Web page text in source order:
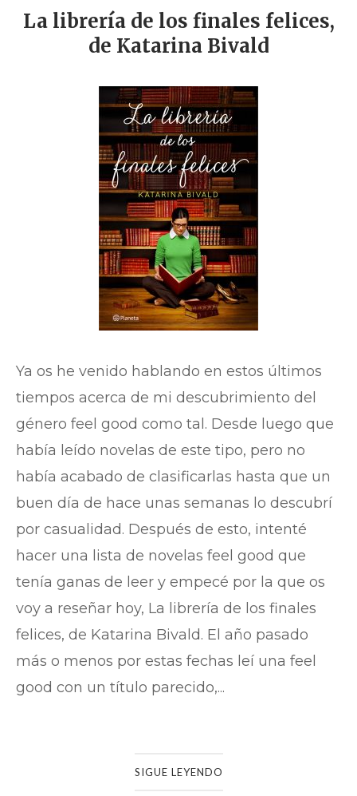
La librería de los finales felices,
de Katarina Bivald
Ya os he venido hablando en estos últimos
tiempos acerca de mi descubrimiento del
género feel good como tal. Desde luego que
había leído novelas de este tipo, pero no
había acabado de clasificarlas hasta que un
buen día de hace unas semanas lo descubrí
por casualidad. Después de esto, intenté
hacer una lista de novelas feel good que
tenía ganas de leer y empecé por la que os
voy a reseñar hoy, La librería de los finales
felices, de Katarina Bivald. El año pasado
más o menos por estas fechas leí una feel
good con un título parecido,...
SIGUE LEYENDO